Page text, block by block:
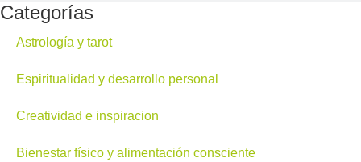
Categorías
Astrología y tarot
Espiritualidad y desarrollo personal
Creatividad e inspiracion
Bienestar físico y alimentación consciente